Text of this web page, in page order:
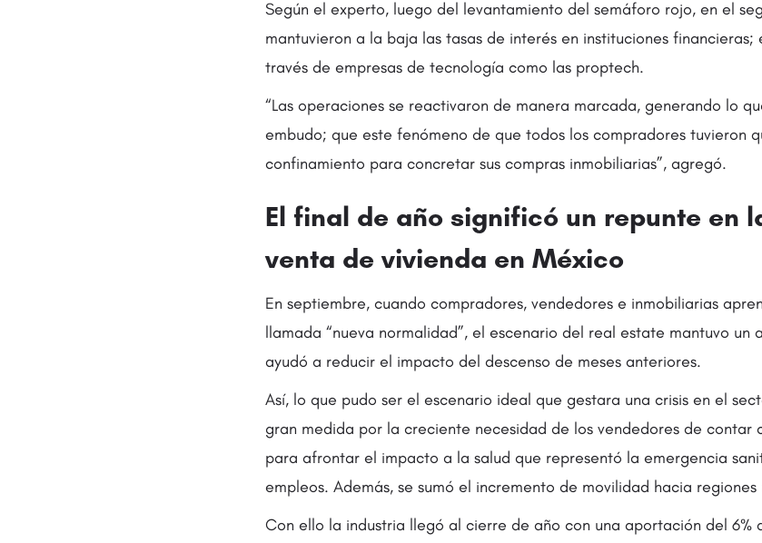
Según el experto, luego del levantamiento del semáforo rojo, en el
mantuvieron a la baja las tasas de interés en instituciones financieras;
través de empresas de tecnología como las proptech.
“Las operaciones se reactivaron de manera marcada, generando lo
embudo; que este fenómeno de que todos los compradores tuvieron
confinamiento para concretar sus compras inmobiliarias”, agregó.
El final de año significó un repunte en
venta de vivienda en México
En septiembre, cuando compradores, vendedores e inmobiliarias
llamada “nueva normalidad”, el escenario del real estate mantuvo un
ayudó a reducir el impacto del descenso de meses anteriores.
Así, lo que pudo ser el escenario ideal que gestara una crisis en el
gran medida por la creciente necesidad de los vendedores de contar
para afrontar el impacto a la salud que representó la emergencia
empleos. Además, se sumó el incremento de movilidad hacia regiones
Con ello la industria llegó al cierre de año con una aportación del 6%